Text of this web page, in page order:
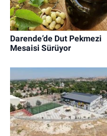
Darende’de Dut Pekmezi
Mesaisi Sürüyor